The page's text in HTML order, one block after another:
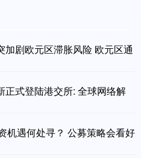
剧欧元区滞胀风险 欧元区通
式登陆港交所: 全球网络解
机遇何处寻？ 公募策略会看好